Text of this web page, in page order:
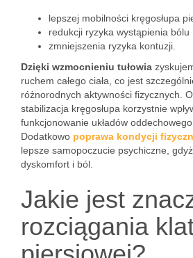
lepszej mobilności kręgosłupa
redukcji ryzyka wystąpienia bólu
zmniejszenia ryzyka kontuzji.
Dzięki wzmocnieniu tułowia
ruchem całego ciała, co jest
różnorodnych aktywności fizycznych.
stabilizacja kręgosłupa korzystnie
funkcjonowanie układów
Dodatkowo poprawa kondycji
lepsze samopoczucie psychiczne,
dyskomfort i ból.
Jakie jest
rozciągania